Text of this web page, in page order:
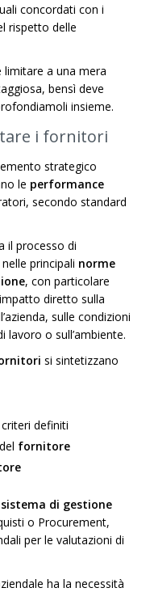
concordati con i
rispetto delle
a una mera
bensì deve
insieme.
i fornitori
strategico
le performance
secondo standard
il processo di
principali norme
, con particolare
diretto sulla
sulle condizioni
lavoro o sull’ambiente.
si sintetizzano
definiti
del fornitore
sistema di gestione
o Procurement,
per le valutazioni di
ha la necessità